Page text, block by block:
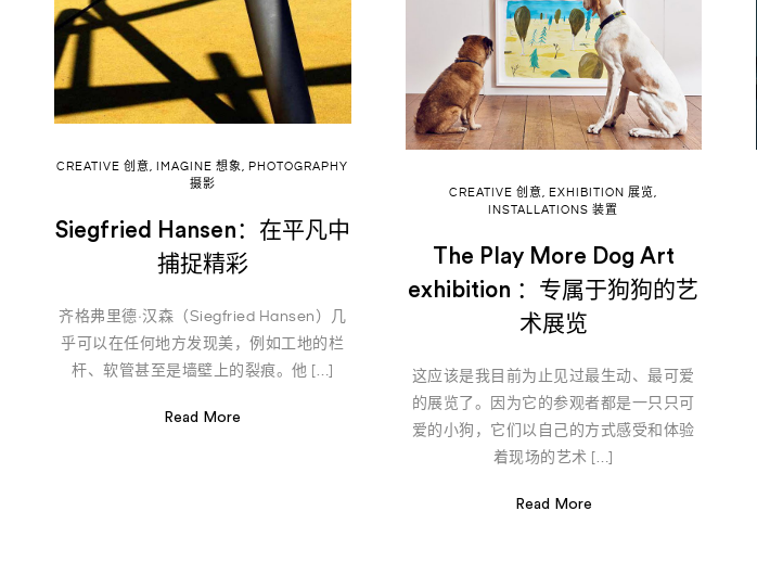
CREATIVE 创意, IMAGINE 想象, PHOTOGRAPHY
摄影
Siegfried Hansen：在平凡中
捕捉精彩
齐格弗里德·汉森（Siegfried Hansen）几
乎可以在任何地方发现美，例如工地的栏
杆、软管甚至是墙壁上的裂痕。他 […]
Read More
CREATIVE 创意, EXHIBITION 展览,
INSTALLATIONS 装置
The Play More Dog Art
exhibition ：专属于狗狗的艺
术展览
这应该是我目前为止见过最生动、最可爱
的展览了。因为它的参观者都是一只只可
爱的小狗，它们以自己的方式感受和体验
着现场的艺术 […]
Read More